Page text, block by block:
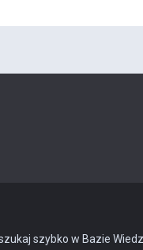
szybko w Bazie